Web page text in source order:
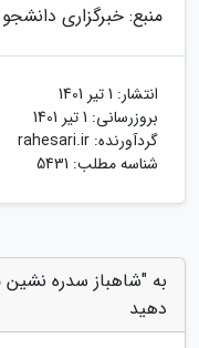
منبع: خبرگزاری دانشجو
انتشار: 1 تیر 1401
بروزرسانی: 1 تیر 1401
گردآورنده: rahesari.ir
شناسه مطلب: 5431
به "شاهباز سدره نشین
دهید